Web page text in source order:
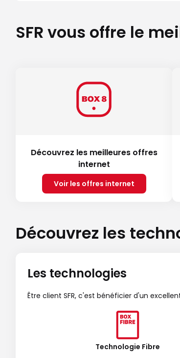
SFR vous offre le
Découvrez les meilleures offres
internet
Voir les offres internet
Découvrez les
Les technologies
Être client SFR, c'est bénéficier d'un
Technologie Fibre